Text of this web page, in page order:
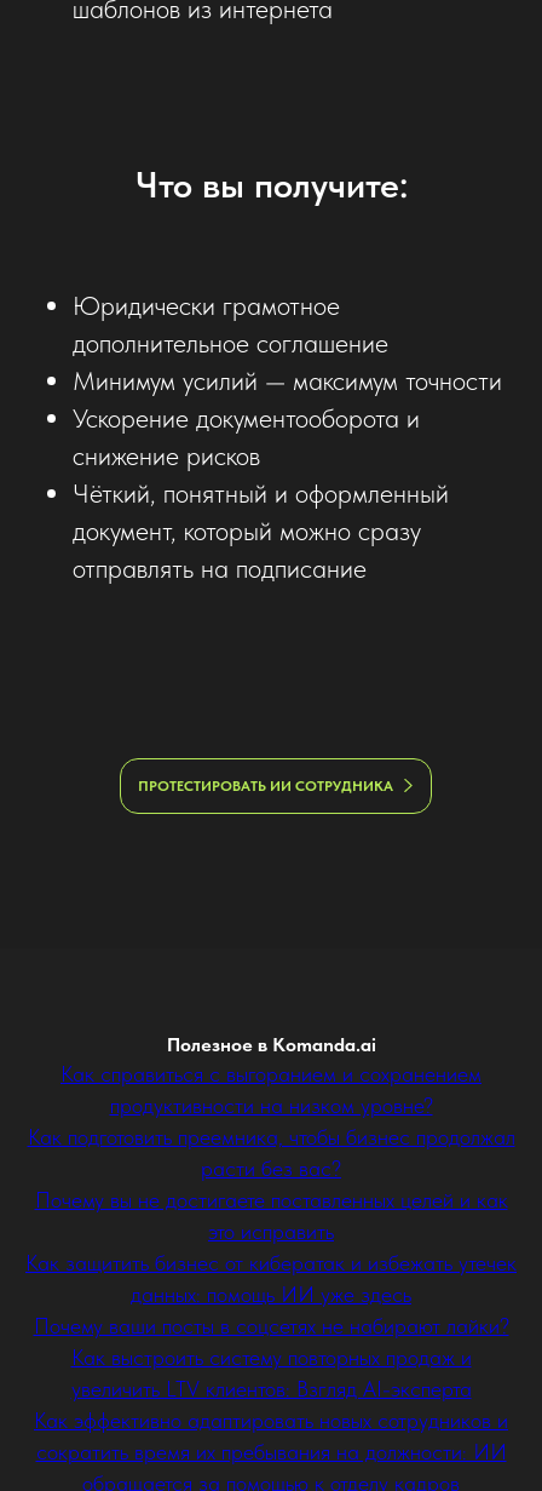
шаблонов из интернета
Что вы получите:
Юридически грамотное
дополнительное соглашение
Минимум усилий — максимум точности
Ускорение документооборота и
снижение рисков
Чёткий, понятный и оформленный
документ, который можно сразу
отправлять на подписание
ПРОТЕСТИРОВАТЬ ИИ СОТРУДНИКА
Полезное в Komanda.ai
Как справиться с выгоранием и сохранением
продуктивности на низком уровне?
Как подготовить преемника, чтобы бизнес продолжал
расти без вас?
Почему вы не достигаете поставленных целей и как
это исправить
Как защитить бизнес от кибератак и избежать утечек
данных: помощь ИИ уже здесь
Почему ваши посты в соцсетях не набирают лайки?
Как выстроить систему повторных продаж и
увеличить LTV клиентов: Взгляд AI-эксперта
Как эффективно адаптировать новых сотрудников и
сократить время их пребывания на должности: ИИ
обращается за помощью к отделу кадров